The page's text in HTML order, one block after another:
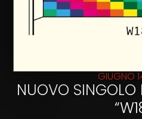
GIUGNO
NUOVO SINGOLO